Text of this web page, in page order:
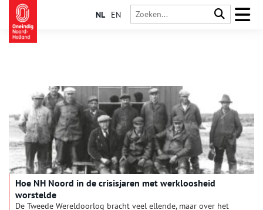
NL EN
Hoe NH Noord in de crisisjaren met werkloosheid
worstelde
De Tweede Wereldoorlog bracht veel ellende, maar over het